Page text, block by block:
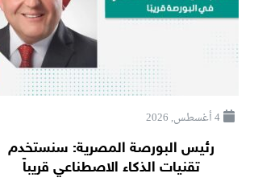
4 أغسطس, 2026
رئيس البورصة المصرية: سنستخدم
تقنيات الذكاء الاصطناعي قريباً